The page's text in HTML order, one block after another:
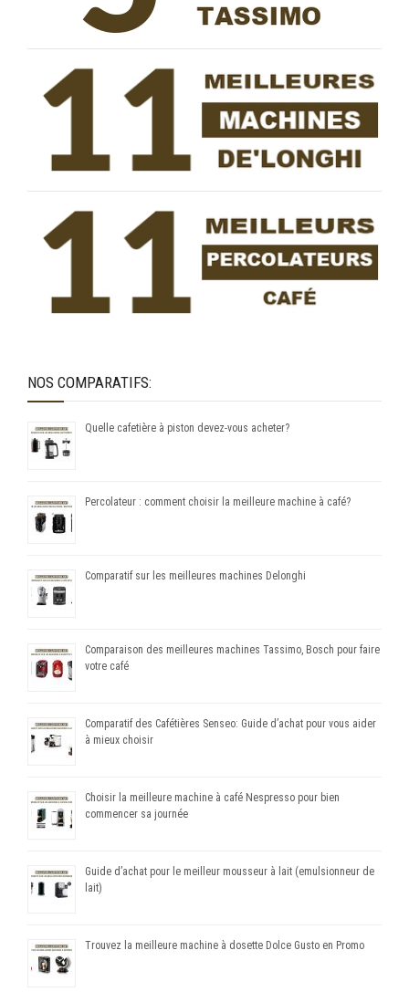
NOS COMPARATIFS:
Quelle cafetière à piston devez-vous acheter?
Percolateur : comment choisir la meilleure machine à café?
Comparatif sur les meilleures machines Delonghi
Comparaison des meilleures machines Tassimo, Bosch pour faire
votre café
Comparatif des Cafétières Senseo: Guide d’achat pour vous aider
à mieux choisir
Choisir la meilleure machine à café Nespresso pour bien
commencer sa journée
Guide d’achat pour le meilleur mousseur à lait (emulsionneur de
lait)
Trouvez la meilleure machine à dosette Dolce Gusto en Promo